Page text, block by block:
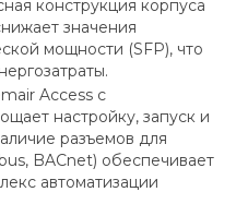
конструкция корпуса
значения
мощности (SFP), что
Access с
настройку, запуск и
разъемов для
BACnet) обеспечивает
автоматизации